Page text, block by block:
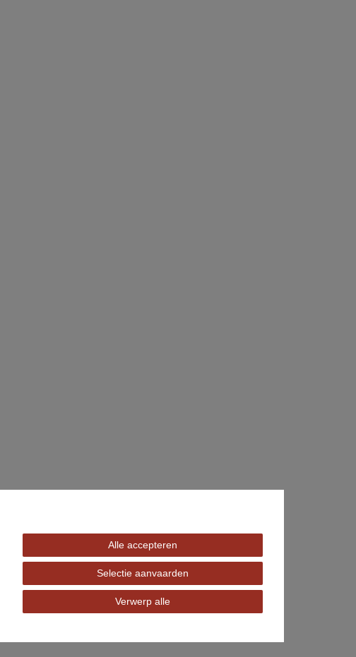
Alle accepteren
Selectie aanvaarden
Verwerp alle